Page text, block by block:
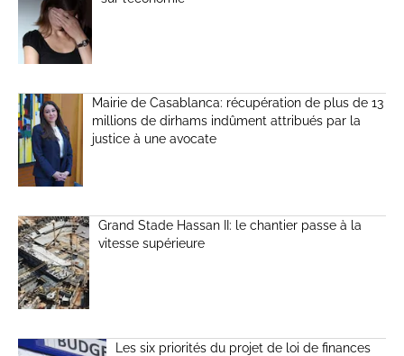
Mairie de Casablanca: récupération de plus de 13
millions de dirhams indûment attribués par la
justice à une avocate
Grand Stade Hassan II: le chantier passe à la
vitesse supérieure
Les six priorités du projet de loi de finances